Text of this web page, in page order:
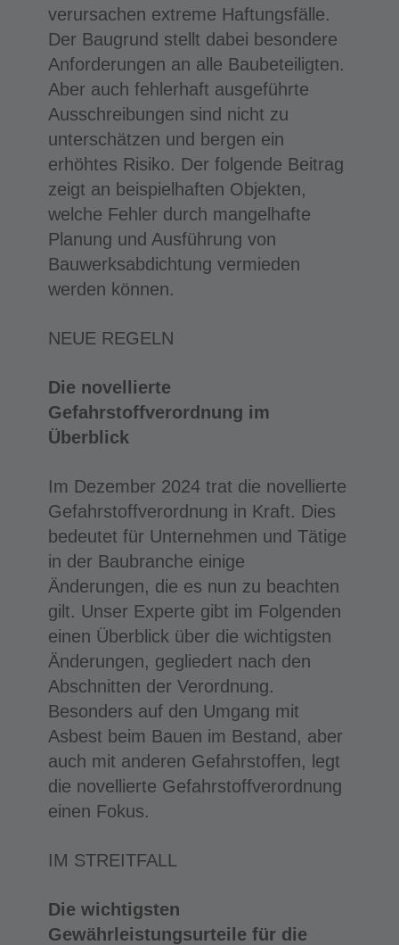
verursachen extreme Haftungsfälle.
Der Baugrund stellt dabei besondere
Anforderungen an alle Baubeteiligten.
Aber auch fehlerhaft ausgeführte
Ausschreibungen sind nicht zu
unterschätzen und bergen ein
erhöhtes Risiko. Der folgende Beitrag
zeigt an beispielhaften Objekten,
welche Fehler durch mangelhafte
Planung und Ausführung von
Bauwerksabdichtung vermieden
werden können.
NEUE REGELN
Die novellierte
Gefahrstoffverordnung im
Überblick
Im Dezember 2024 trat die novellierte
Gefahrstoffverordnung in Kraft. Dies
bedeutet für Unternehmen und Tätige
in der Baubranche einige
Änderungen, die es nun zu beachten
gilt. Unser Experte gibt im Folgenden
einen Überblick über die wichtigsten
Änderungen, gegliedert nach den
Abschnitten der Verordnung.
Besonders auf den Umgang mit
Asbest beim Bauen im Bestand, aber
auch mit anderen Gefahrstoffen, legt
die novellierte Gefahrstoffverordnung
einen Fokus.
IM STREITFALL
Die wichtigsten
Gewährleistungsurteile für die